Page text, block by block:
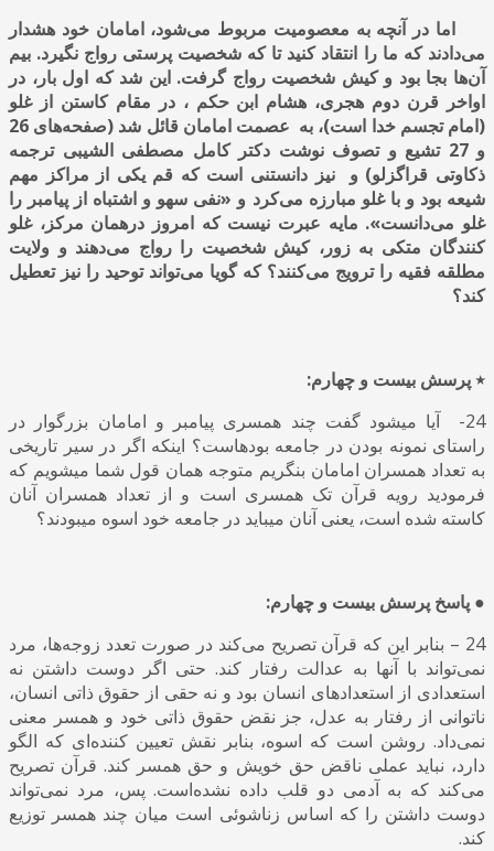
اما در آنچه به معصومیت مربوط می‌شود، امامان خود هشدار
می‌دادند که ما را انتقاد کنید تا که شخصیت پرستی رواج نگیرد. بیم
آن‌ها بجا بود و کیش شخصیت رواج گرفت. این شد که اول بار، در
اواخر قرن دوم هجری، هشام ابن حکم ، در مقام کاستن از غلو
(امام تجسم خدا است)، به عصمت امامان قائل شد (صفحه‌های 26
و 27 تشیع و تصوف نوشت دکتر کامل مصطفی الشیبی ترجمه
ذکاوتی قراگزلو) و نیز دانستنی است که قم یکی از مراکز مهم
شیعه بود و با غلو مبارزه می‌کرد و «نفی سهو و اشتباه از پیامبر را
غلو می‌دانست». مایه عبرت نیست که امروز درهمان مرکز، غلو
کنندگان متکی به زور، کیش شخصیت را رواج می‌دهند و ولایت
مطلقه فقیه را ترویج می‌کنند؟ که گویا می‌تواند توحید را نیز تعطیل
کند؟
٭ پرسش بیست و چهارم:
24- آیا میشود گفت چند همسری پیامبر و امامان بزرگوار در
راستای نمونه بودن در جامعه بودهاست؟ اینکه اگر در سیر تاریخی
به تعداد همسران امامان بنگریم متوجه همان قول شما میشویم که
فرمودید رویه قرآن تک همسری است و از تعداد همسران آنان
کاسته شده است، یعنی آنان میباید در جامعه خود اسوه میبودند؟
● پاسخ پرسش بیست و چهارم:
24 – بنابر این که قرآن تصریح می‌کند در صورت تعدد زوجه‌ها، مرد
نمی‌تواند با آنها به عدالت رفتار کند. حتی اگر دوست داشتن نه
استعدادی از استعدادهای انسان بود و نه حقی از حقوق ذاتی انسان،
ناتوانی از رفتار به عدل، جز نقض حقوق ذاتی خود و همسر معنی
نمی‌داد. روشن است که اسوه، بنابر نقش تعیین کننده‌ای که الگو
دارد، نباید عملی ناقض حق خویش و حق همسر کند. قرآن تصریح
می‌کند که به آدمی دو قلب داده نشده‌است. پس، مرد نمی‌تواند
دوست داشتن را که اساس زناشوئی است میان چند همسر توزیع
کند.